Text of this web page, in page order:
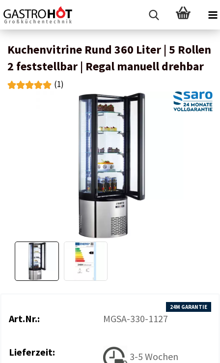
Kuchenvitrine Rund 360 Liter | 5 Rollen
2 feststellbar | Regal manuell drehbar
(1)
24M GARANTIE
Art.Nr.: MGSA-330-1127
Lieferzeit: 3-5 Wochen